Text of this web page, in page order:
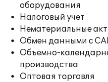
оборудования
Налоговый учет
Нематериальные
Обмен данными с
Объемно-
производства
Оптовая торговля